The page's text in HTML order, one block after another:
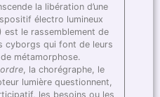
la libération d’une
électro lumineux
est le rassemblement de
cyborgs qui font de leurs
métamorphose.
, la chorégraphe, le
lumière questionnent,
les besoins ou les